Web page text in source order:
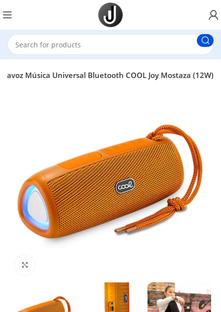
Música Universal Bluetooth COOL Joy Mostaza (12W)